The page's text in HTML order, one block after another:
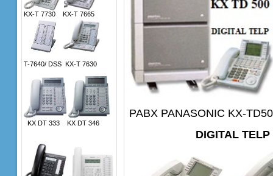
KX-T 7730 KX-T 7665
T-7640/ DSS KX-T 7630
KX DT 333 KX DT 346
PABX PANASONIC KX-
DIGITAL